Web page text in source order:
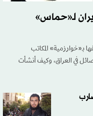
لـ«حماس»
المكاتب
في العراق، وكيف أنشأت